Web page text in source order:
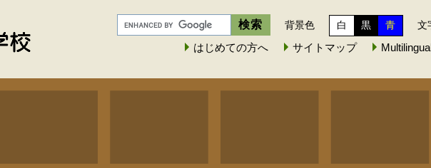
背景色 白 黒 青 文
はじめての方へ サイトマップ